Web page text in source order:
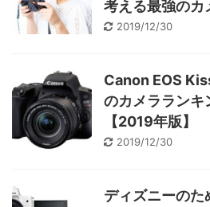
考える最強のカ
2019/12/30
Canon EOS
のカメラランキ
【2019年版】
2019/12/30
ディズニーのた